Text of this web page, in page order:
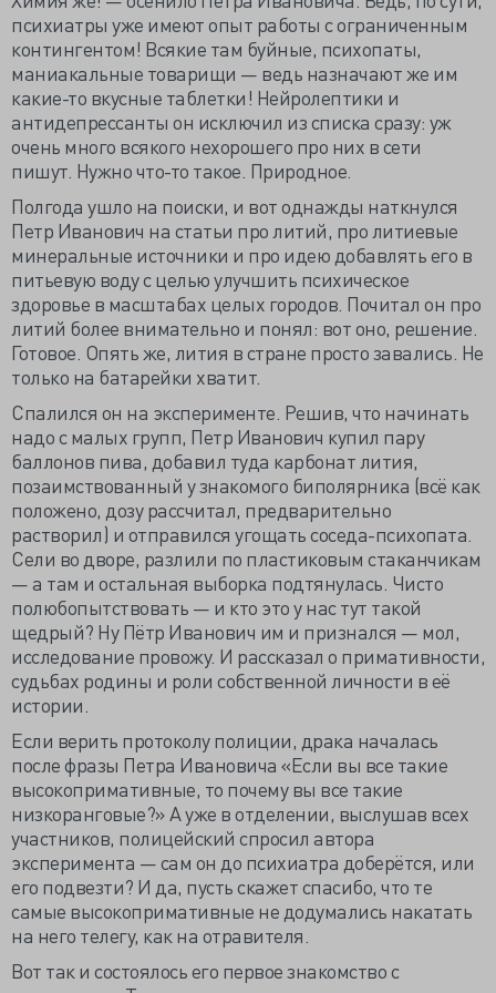
психиатры уже имеют опыт работы с ограниченным
контингентом! Всякие там буйные, психопаты,
маниакальные товарищи — ведь назначают же им
какие-то вкусные таблетки! Нейролептики и
антидепрессанты он исключил из списка сразу: уж
очень много всякого нехорошего про них в сети
пишут. Нужно что-то такое. Природное.
Полгода ушло на поиски, и вот однажды наткнулся
Петр Иванович на статьи про литий, про литиевые
минеральные источники и про идею добавлять его в
питьевую воду с целью улучшить психическое
здоровье в масштабах целых городов. Почитал он про
литий более внимательно и понял: вот оно, решение.
Готовое. Опять же, лития в стране просто завались. Не
только на батарейки хватит.
Спалился он на эксперименте. Решив, что начинать
надо с малых групп, Петр Иванович купил пару
баллонов пива, добавил туда карбонат лития,
позаимствованный у знакомого биполярника (всё как
положено, дозу рассчитал, предварительно
растворил) и отправился угощать соседа-психопата.
Сели во дворе, разлили по пластиковым стаканчикам
— а там и остальная выборка подтянулась. Чисто
полюбопытствовать — и кто это у нас тут такой
щедрый? Ну Пётр Иванович им и признался — мол,
исследование провожу. И рассказал о примативности,
судьбах родины и роли собственной личности в её
истории.
Если верить протоколу полиции, драка началась
после фразы Петра Ивановича «Если вы все такие
высокопримативные, то почему вы все такие
низкоранговые?» А уже в отделении, выслушав всех
участников, полицейский спросил автора
эксперимента — сам он до психиатра доберётся, или
его подвезти? И да, пусть скажет спасибо, что те
самые высокопримативные не додумались накатать
на него телегу, как на отравителя.
Вот так и состоялось его первое знакомство с